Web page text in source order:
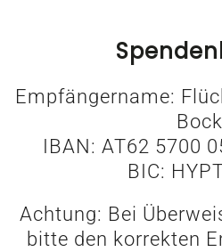
Empfängername:
Bock
IBAN: AT62 5700
BIC:
Achtung: Bei
bitte den korrekten